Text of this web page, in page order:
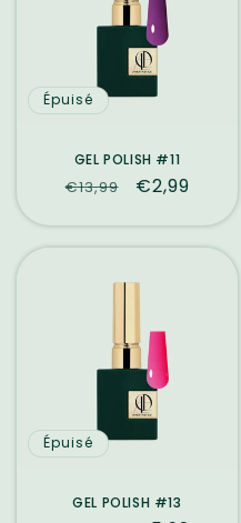
Épuisé
GEL POLISH #11
Prix
€13,99
Prix
€2,99
Épuisé
GEL POLISH #13